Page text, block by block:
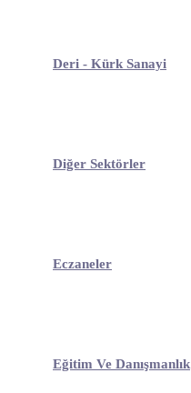
Deri - Kürk Sanayi
Diğer Sektörler
Eczaneler
Eğitim Ve Danışmanlık